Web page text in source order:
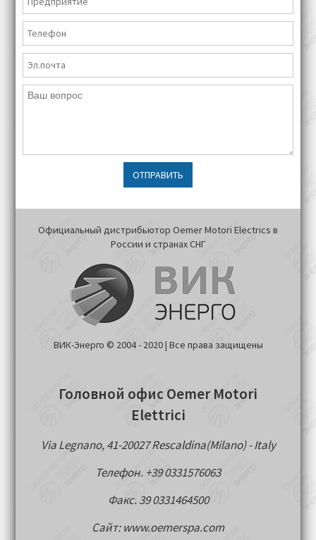
ОТПРАВИТЬ
Официальный дистрибьютор Oemer Motori Electrics в
России и странах СНГ
ВИК-Энерго © 2004 - 2020 | Все права защищены
Головной офис Oemer Motori
Elettrici
Via Legnano, 41-20027 Rescaldina(Milano) - Italy
Телефон. +39 0331576063
Факс. 39 0331464500
Сайт: www.oemerspa.com